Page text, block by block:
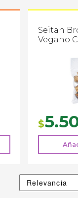
Seitan
Vegano
$